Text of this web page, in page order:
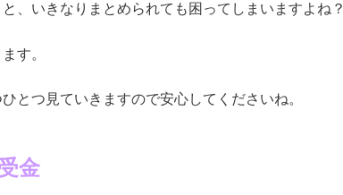
と、いきなりまとめられても困ってしまいますよね？
す。
とつ見ていきますので安心してくださいね。
金